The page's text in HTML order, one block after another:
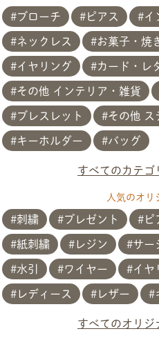
ブローチ ピアス イ
ネックレス お菓子・焼
イヤリング カード・レ
その他 インテリア・雑貨
ブレスレット その他 ス
キーホルダー バッグ
すべてのカテゴ
人気のオリ
刺繍 プレゼント ピ
紙刺繍 レジン サー
水引 ワイヤー イヤ
レディース レザー
すべてのオリジ
共有方